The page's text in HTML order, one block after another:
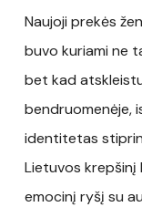
Naujoji prekės
buvo kuriami ne
bet kad
bendruomenėje,
identitetas
Lietuvos krepšinį
emocinį ryšį su